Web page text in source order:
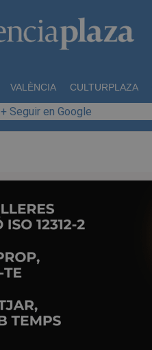
VALÈNCIA CULTURPLAZA
+ Seguir en Google